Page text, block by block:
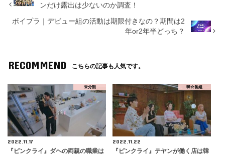
ンだけ露出は少ないのか調査！
ボイプラ｜デビュー組の活動は期限付きなの？期間は2
年or2年半どっち？
RECOMMEND こちらの記事も人気です。
未分類
2022.11.17
『ピンクライ』ダヘの両親の職業は
韓☆番組
2022.11.22
『ピンクライ』テヤンが働く店は韓